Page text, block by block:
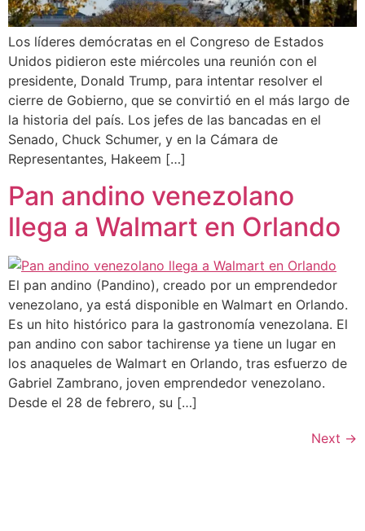
Los líderes demócratas en el Congreso de Estados
Unidos pidieron este miércoles una reunión con el
presidente, Donald Trump, para intentar resolver el
cierre de Gobierno, que se convirtió en el más largo de
la historia del país. Los jefes de las bancadas en el
Senado, Chuck Schumer, y en la Cámara de
Representantes, Hakeem […]
Pan andino venezolano
llega a Walmart en Orlando
El pan andino (Pandino), creado por un emprendedor
venezolano, ya está disponible en Walmart en Orlando.
Es un hito histórico para la gastronomía venezolana. El
pan andino con sabor tachirense ya tiene un lugar en
los anaqueles de Walmart en Orlando, tras esfuerzo de
Gabriel Zambrano, joven emprendedor venezolano.
Desde el 28 de febrero, su […]
Next →